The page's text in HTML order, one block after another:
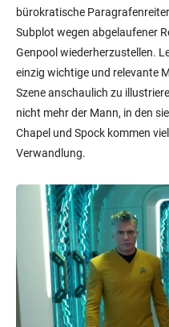
bürokratische
Subplot wegen abgelaufener
Genpool wiederherzustellen.
einzig wichtige und relevante
Szene anschaulich zu
nicht mehr der Mann, in den
Chapel und Spock kommen
Verwandlung.